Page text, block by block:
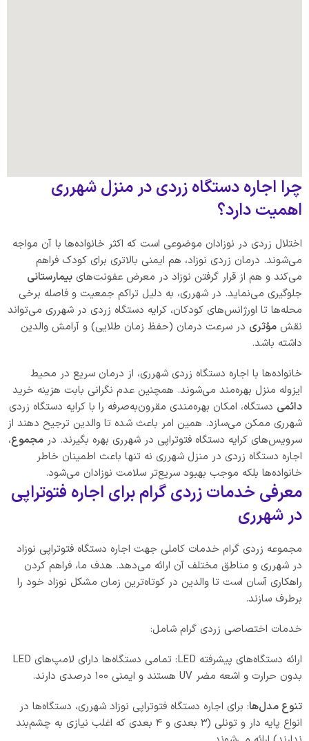
چرا اجاره دستگاه زردی در منزل شهرری
اهمیت دارد؟
اختلال زردی در نوزادان موضوعی است که اکثر خانواده‌ها با آن مواجه
می‌شوند. درمان زردی نوزاد، هم ایمنی بالاتری برای کودک فراهم
می‌کند و هم از قرار گرفتن نوزاد در معرض عفونت‌های بیمارستانی
جلوگیری می‌نماید. در شهرری، به دلیل تراکم جمعیت و فاصله برخی
محله‌ها تا اورژانس‌های کودکان، کرایه دستگاه زردی در شهرری می‌تواند
نقش مؤثری در سرعت درمان (حفظ زمان طلایی) و آرامش والدین
داشته باشد.
خانواده‌ها با اجاره دستگاه زردی شهرری، از درمان سریع در محیط
ایزوله منزل بهره‌مند می‌شوند. همچنین عدم نگرانی بابت هزینه خرید
دائمی دستگاه، امکان بهره‌مندی مقرون‌به‌صرفه را با کرایه دستگاه زردی
شهرری ممکن می‌سازد. همین امر باعث شده تا والدین ترجیح دهند از
سرویس‌های کرایه دستگاه فتوتراپی در شهرری بهره‌ بگیرند. در مجموع،
اجاره دستگاه زردی در منزل شهرری نه تنها باعث اطمینان خاطر
خانواده‌ها بلکه موجب بهبود سریع‌تر سلامت نوزادان می‌شود.
معرفی خدمات زردی گرام برای اجاره فتوتراپی
در شهرری
مجموعه زردی گرام خدمات کاملی جهت اجاره دستگاه فتوتراپی نوزاد
در شهرری و مناطق مختلف آن ارائه می‌دهد. هدف ما، فراهم کردن
راهکاری آسان است تا والدین در کوتاه‌ترین زمان مشکل نوزاد خود را
برطرف سازند.
خدمات اختصاصی زردی گرام شامل:
ارائه دستگاه‌های پیشرفته LED: تمامی دستگاه‌ها دارای لامپ‌های LED
بدون حرارت و اشعه مضر UV هستند و ایمنی ۱۰۰ درصدی دارند.
تنوع مدل‌ها: برای اجاره دستگاه فتوتراپی نوزاد شهرری، دستگاه‌ها در
انواع پایه دار و تونلی (۳ بعدی و ۴ بعدی که اغلب نیازی به چشم‌بند